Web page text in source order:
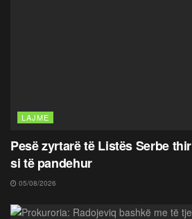
LAJME
Pesë zyrtarë të Listës Serbe
si të pandehur
05/08/2026